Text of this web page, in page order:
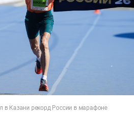
в Казани рекорд России в марафоне